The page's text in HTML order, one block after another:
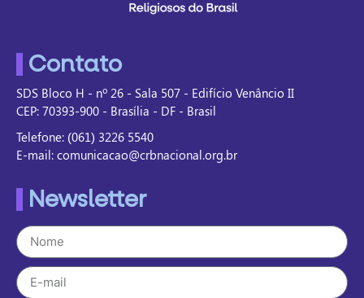
Contato
SDS Bloco H - nº 26 - Sala 507 - Edifício Venâncio II
CEP: 70393-900 - Brasília - DF - Brasil
Telefone: (061) 3226 5540
E-mail: comunicacao@crbnacional.org.br
Newsletter